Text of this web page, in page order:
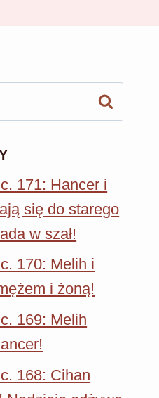
171: Hancer i
się do starego
w szał!
170: Melih i
i żoną!
169: Melih
168: Cihan